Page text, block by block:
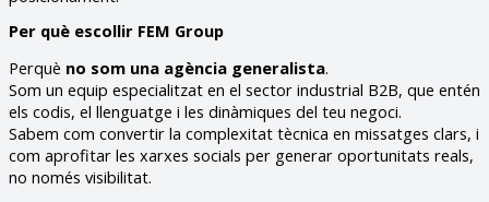
Per què escollir FEM Group
Perquè no som una agència generalista.
Som un equip especialitzat en el sector industrial B2B, que entén
els codis, el llenguatge i les dinàmiques del teu negoci.
Sabem com convertir la complexitat tècnica en missatges clars, i
com aprofitar les xarxes socials per generar oportunitats reals,
no només visibilitat.